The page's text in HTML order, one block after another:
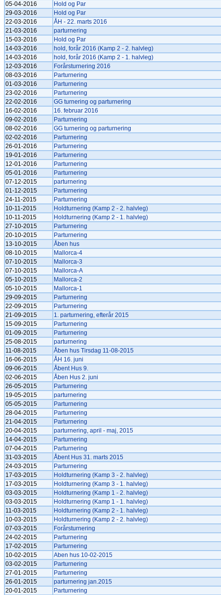
05-04-2016
Hold og Par
29-03-2016
Hold og Par
22-03-2016
ÅH - 22. marts 2016
21-03-2016
parturnering
15-03-2016
Hold og Par
14-03-2016
hold, forår 2016 (Kamp 2 - 2. halvleg)
14-03-2016
hold, forår 2016 (Kamp 2 - 1. halvleg)
12-03-2016
Forårsturnering 2016
08-03-2016
Parturnering
01-03-2016
Parturnering
23-02-2016
Parturnering
22-02-2016
GG turnering og parturnering
16-02-2016
16. februar 2016
09-02-2016
Parturnering
08-02-2016
GG turnering og parturnering
02-02-2016
Parturnering
26-01-2016
Parturnering
19-01-2016
Parturnering
12-01-2016
Parturnering
05-01-2016
Parturnering
07-12-2015
parturnering
01-12-2015
Parturnering
24-11-2015
Parturnering
10-11-2015
Holdturnering (Kamp 2 - 2. halvleg)
10-11-2015
Holdturnering (Kamp 2 - 1. halvleg)
27-10-2015
Parturnering
20-10-2015
Parturnering
13-10-2015
Åben hus
08-10-2015
Mallorca-4
07-10-2015
Mallorca-3
07-10-2015
Mallorca-A
05-10-2015
Mallorca-2
05-10-2015
Mallorca-1
29-09-2015
Parturnering
22-09-2015
Parturnering
21-09-2015
1. parturnering, efterår 2015
15-09-2015
Parturnering
01-09-2015
Parturnering
25-08-2015
parturnering
11-08-2015
Åben hus Tirsdag 11-08-2015
16-06-2015
ÅH 16. juni
09-06-2015
Åbent Hus 9.
02-06-2015
Åben Hus 2. juni
26-05-2015
Parturnering
19-05-2015
parturnering
05-05-2015
Parturnering
28-04-2015
Parturnering
21-04-2015
Parturnering
20-04-2015
parturnering, april - maj, 2015
14-04-2015
Parturnering
07-04-2015
Parturnering
31-03-2015
Åbent Hus 31. marts 2015
24-03-2015
Parturnering
17-03-2015
Holdturnering (Kamp 3 - 2. halvleg)
17-03-2015
Holdturnering (Kamp 3 - 1. halvleg)
03-03-2015
Holdturnering (Kamp 1 - 2. halvleg)
03-03-2015
Holdturnering (Kamp 1 - 1. halvleg)
11-03-2015
Holdturnering (Kamp 2 - 1. halvleg)
10-03-2015
Holdturnering (Kamp 2 - 2. halvleg)
07-03-2015
Forårsturnering
24-02-2015
Parturnering
17-02-2015
Parturnering
10-02-2015
Aben hus 10-02-2015
03-02-2015
Parturnering
27-01-2015
Parturnering
26-01-2015
parturnering jan.2015
20-01-2015
Parturnering